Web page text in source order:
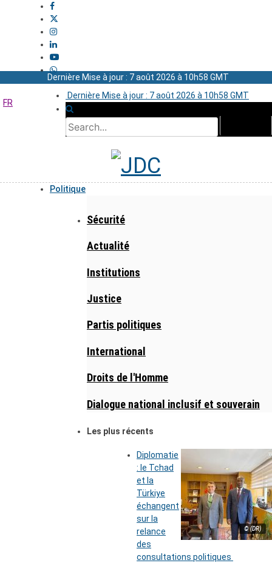
Dernière Mise à jour : 7 août 2026 à 10h58 GMT
Dernière Mise à jour : 7 août 2026 à 10h58 GMT
FR
Politique
Sécurité
Actualité
Institutions
Justice
Partis politiques
International
Droits de l'Homme
Dialogue national inclusif et souverain
Les plus récents
© (DR)
Diplomatie
: le Tchad
et la
Türkiye
échangent
sur la
relance
des
consultations politiques